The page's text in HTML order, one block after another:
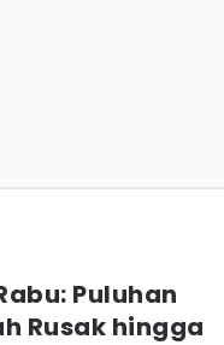
Puluhan
Rusak hingga